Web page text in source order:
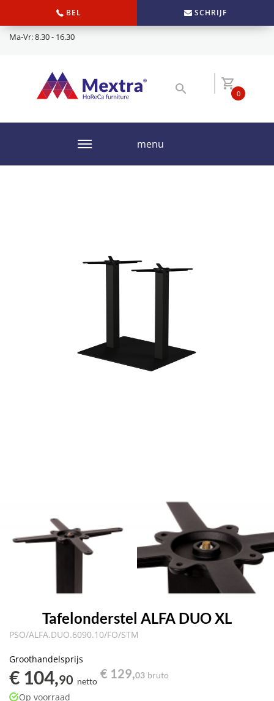
BEL SCHRIJF
Ma-Vr: 8.30 - 16.30
0
menu
Tafelonderstel ALFA DUO XL
PSO/ALFA.DUO.6090.10/FO/STM
Groothandelsprijs
€ 104,90 netto
€ 129,03 bruto
Op voorraad